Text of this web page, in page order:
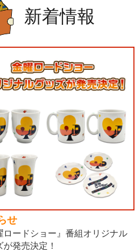
新着情報
せ
ロードショー』番組オリジナル
が発売決定！